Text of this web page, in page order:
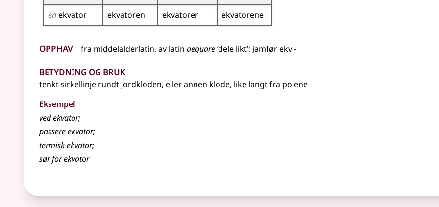
enekvator ekvatoren ekvatorer ekvatorene
Opphav fra middelalderlatin, av latin aequare‘dele likt’; jamførekvi-
Betydning og bruk
tenkt sirkellinje rundt jordkloden, ellerannen klode, like langt fra polene
Eksempel
vedekvator;
passereekvator;
termiskekvator;
sør forekvator